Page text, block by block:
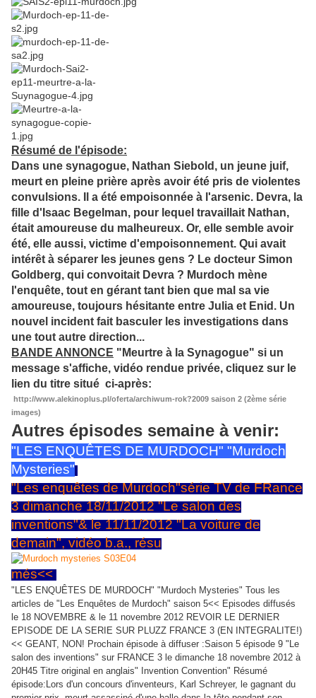
Résumé de l'épisode:
Dans une synagogue, Nathan Siebold, un jeune juif,
meurt en pleine prière après avoir été pris de violentes
convulsions. Il a été empoisonnée à l'arsenic. Devra, la
fille d'Isaac Begelman, pour lequel travaillait Nathan,
était amoureuse du malheureux. Or, elle semble avoir
été, elle aussi, victime d'empoisonnement. Qui avait
intérêt à séparer les jeunes gens ? Le docteur Simon
Goldberg, qui convoitait Devra ? Murdoch mène
l'enquête, tout en gérant tant bien que mal sa vie
amoureuse, toujours hésitante entre Julia et Enid. Un
nouvel incident fait basculer les investigations dans
une tout autre direction...
BANDE ANNONCE "Meurtre à la Synagogue" si un
message s'affiche, vidéo rendue privée, cliquez sur le
lien du titre situé ci-après:
http://www.alekinoplus.pl/oferta/archiwum-rok?2009 saison 2 (2ème série
images)
Autres épisodes semaine à venir:
"LES ENQUÊTES DE MURDOCH" "Murdoch
Mysteries"
"Les enquêtes de Murdoch"série TV de FRance
3 dimanche 18/11/2012 "Le salon des
inventions"& le 11/11/2012 "La voiture de
demain", vidéo b.a., résu
més<<
"LES ENQUÊTES DE MURDOCH" "Murdoch Mysteries" Tous les
articles de "Les Enquêtes de Murdoch" saison 5<< Episodes diffusés
le 18 NOVEMBRE & le 11 novembre 2012 REVOIR LE DERNIER
EPISODE DE LA SERIE SUR PLUZZ FRANCE 3 (EN INTEGRALITE!)
<< GEANT, NON! Prochain épisode à diffuser :Saison 5 épisode 9 "Le
salon des inventions" sur FRANCE 3 le dimanche 18 novembre 2012 à
20H45 Titre original en anglais" Invention Convention" Résumé
épisode:Lors d'un concours d'inventeurs, Karl Schreyer, le gagnant du